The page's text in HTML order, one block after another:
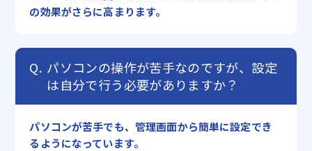
の効果がさらに高まります。
パソコンの操作が苦手なのですが、設定
は自分で行う必要がありますか？
パソコンが苦手でも、管理画面から簡単に設定でき
るようになっています。